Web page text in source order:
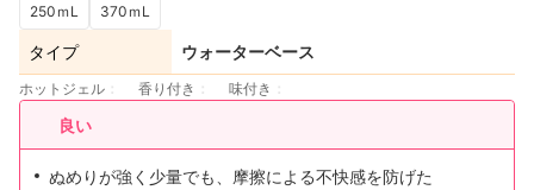
250ｍL
370ｍL
タイプ ウォーターベース
ホットジェル 香り付き 味付き
良い
ぬめりが強く少量でも、摩擦による不快感を防げた